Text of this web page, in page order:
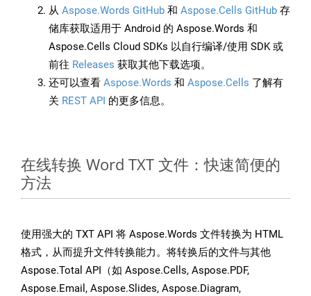
从 Aspose.Words GitHub 和 Aspose.Cells GitHub 存
储库获取适用于 Android 的 Aspose.Words 和
Aspose.Cells Cloud SDKs 以自行编译/使用 SDK 或
前往 Releases 获取其他下载选项。
还可以查看 Aspose.Words 和 Aspose.Cells 了解有
关 REST API 的更多信息。
在线转换 Word TXT 文件：快速简便的
方法
使用强大的 TXT API 将 Aspose.Words 文件转换为 HTML
格式，从而提升文件转换能力。将转换后的文件与其他
Aspose.Total API（如 Aspose.Cells, Aspose.PDF,
Aspose.Email, Aspose.Slides, Aspose.Diagram,